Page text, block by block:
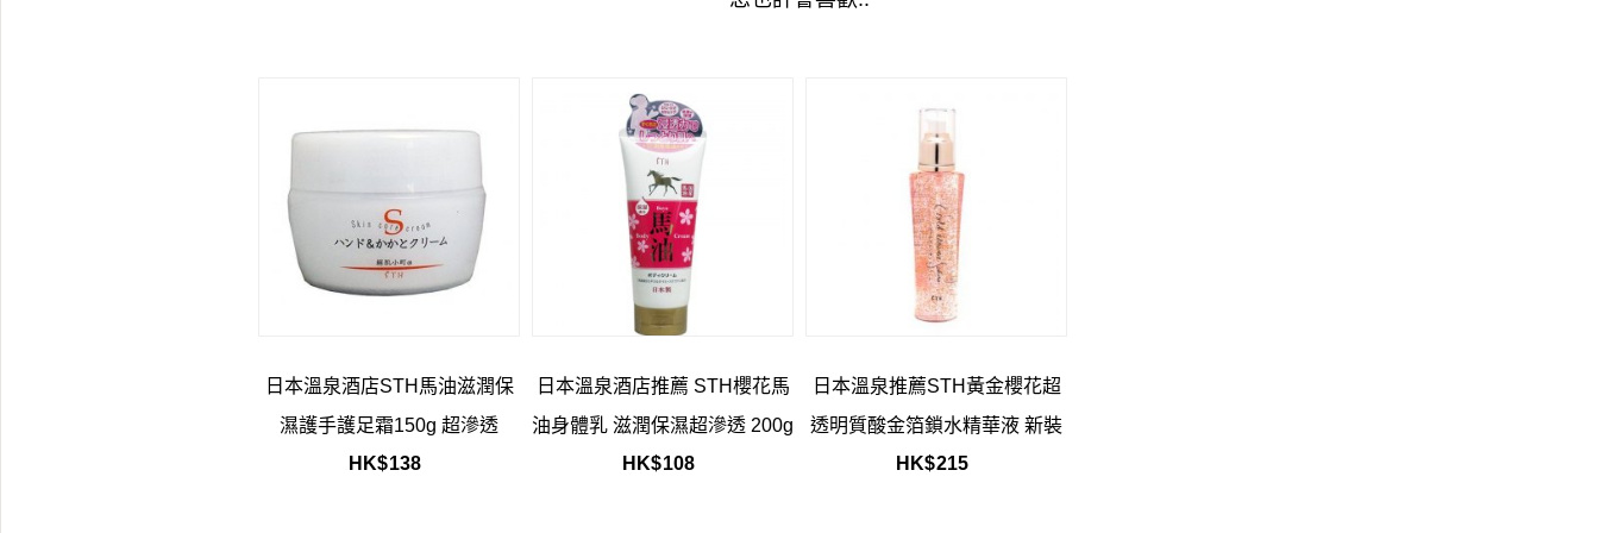
日本溫泉酒店STH馬油滋潤保
濕護手護足霜150g 超滲透
HK$138
日本溫泉酒店推薦 STH櫻花馬
油身體乳 滋潤保濕超滲透 200g
HK$108
日本溫泉推薦STH黃金櫻花超
透明質酸金箔鎖水精華液 新裝
HK$215